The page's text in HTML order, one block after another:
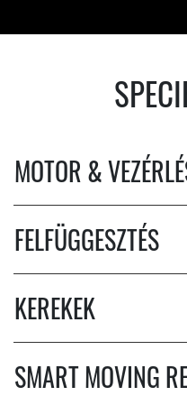
MOTOR &
FELFÜGGESZTÉS
KEREKEK
SMART MOVING